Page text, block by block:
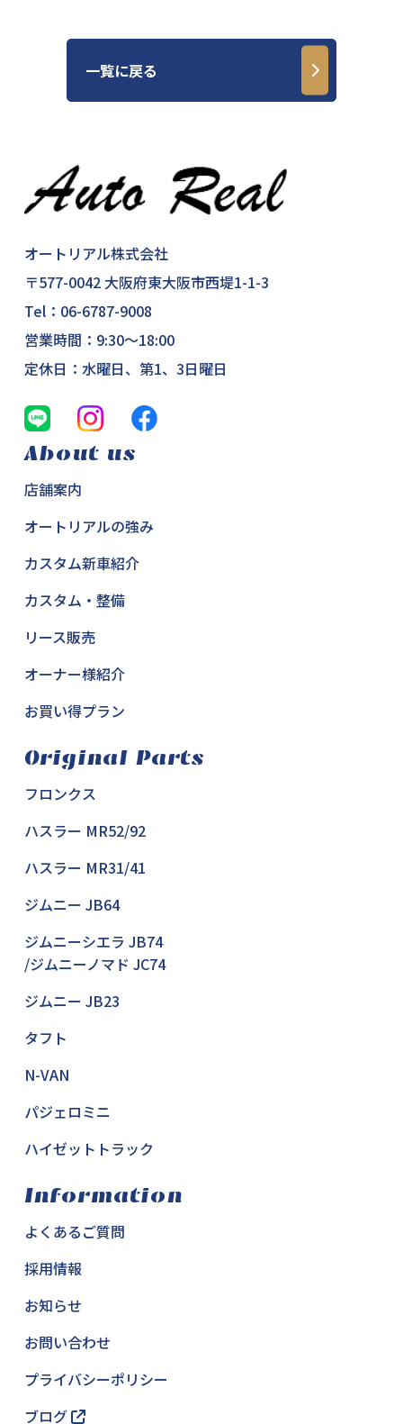
一覧に戻る
オートリアル株式会社
〒577-0042 大阪府東大阪市西堤1-1-3
Tel： 06-6787-9008
営業時間：9:30～18:00
定休日：水曜日、第1、3日曜日
About us
店舗案内
オートリアルの強み
カスタム新車紹介
カスタム・整備
リース販売
オーナー様紹介
お買い得プラン
Original Parts
フロンクス
ハスラー MR52/92
ハスラー MR31/41
ジムニー JB64
ジムニーシエラ JB74
/ジムニーノマド JC74
ジムニー JB23
タフト
N-VAN
パジェロミニ
ハイゼットトラック
Information
よくあるご質問
採用情報
お知らせ
お問い合わせ
プライバシーポリシー
ブログ